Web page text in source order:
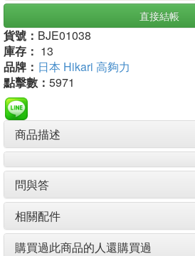
直接結帳
貨號： BJE01038
庫存： 13
品牌： 日本 Hikari 高夠力
點擊數： 5971
商品描述
問與答
相關配件
購買過此商品的人還購買過